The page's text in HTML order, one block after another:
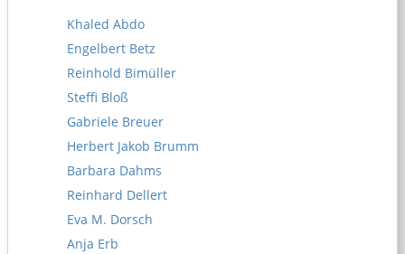
Khaled Abdo
Engelbert Betz
Reinhold Bimüller
Steffi Bloß
Gabriele Breuer
Herbert Jakob Brumm
Barbara Dahms
Reinhard Dellert
Eva M. Dorsch
Anja Erb